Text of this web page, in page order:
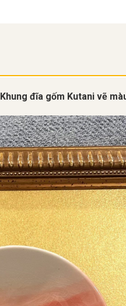
Khung đĩa gốm Kutani vẽ